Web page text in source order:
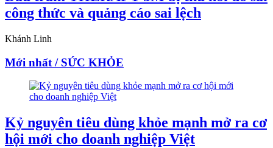
công thức và quảng cáo sai lệch
Khánh Linh
Mới nhất / SỨC KHỎE
Kỷ nguyên tiêu dùng khỏe mạnh mở ra cơ
hội mới cho doanh nghiệp Việt